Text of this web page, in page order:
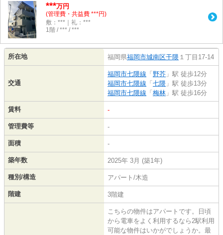
***万円
(管理費・共益費 ***円)
敷：***｜礼：***
1階 / *** / ***
所在地 福岡県福岡市城南区干隈 １丁目17-14
交通
福岡市七隈線 「 野芥 」駅 徒歩12分
福岡市七隈線 「 七隈 」駅 徒歩13分
福岡市七隈線 「 梅林 」駅 徒歩16分
賃料 -
管理費等 -
面積 -
築年数 2025年 3月 (築1年)
種別/構造 アパート/木造
階建 3階建
こちらの物件はアパートです。日頃
から電車をよく利用するなら2駅利用
可能な物件はいかがでしょうか。最